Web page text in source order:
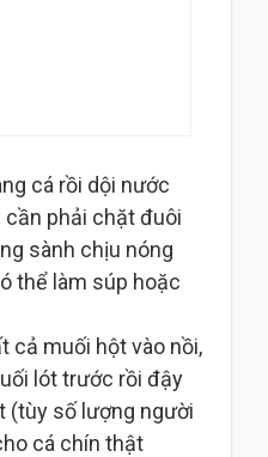
cá rồi dội nước
cần phải chặt đuôi
sành chịu nóng
thể làm súp hoặc
cả muối hột vào nồi,
lót trước rồi đậy
(tùy số lượng người
cá chín thật